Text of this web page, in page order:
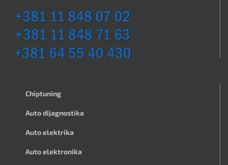
Chiptuning
Auto dijagnostika
Auto elektrika
Auto elektronika